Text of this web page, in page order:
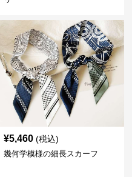
¥5,460 (税込)
幾何学模様の細長スカーフ